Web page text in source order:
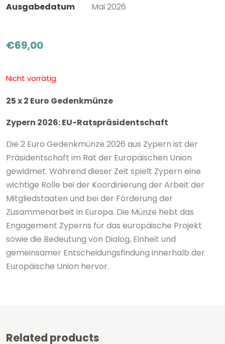
Ausgabedatum Mai 2026
€69,00
Nicht vorrätig
25 x 2 Euro Gedenkmünze
Zypern 2026: EU-Ratspräsidentschaft
Die 2 Euro Gedenkmünze 2026 aus Zypern ist der
Präsidentschaft im Rat der Europäischen Union
gewidmet. Während dieser Zeit spielt Zypern eine
wichtige Rolle bei der Koordinierung der Arbeit der
Mitgliedstaaten und bei der Förderung der
Zusammenarbeit in Europa. Die Münze hebt das
Engagement Zyperns für das europäische Projekt
sowie die Bedeutung von Dialog, Einheit und
gemeinsamer Entscheidungsfindung innerhalb der
Europäische Union hervor.
Related products